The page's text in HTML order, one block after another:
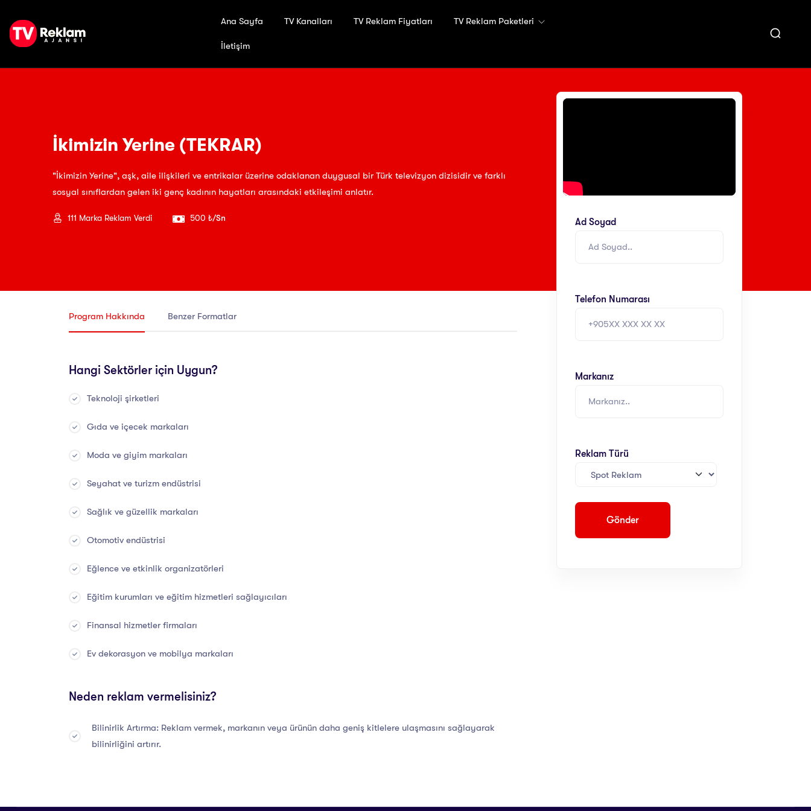
Ana Sayfa TV Kanalları TV Reklam Fiyatları TV Reklam Paketleri
İletişim
İkimizin Yerine (TEKRAR)
"İkimizin Yerine", aşk, aile ilişkileri ve entrikalar üzerine odaklanan duygusal bir Türk televizyon dizisidir ve farklı
sosyal sınıflardan gelen iki genç kadının hayatları arasındaki etkileşimi anlatır.
111 Marka Reklam Verdi 500 ₺/Sn
Program Hakkında Benzer Formatlar
Hangi Sektörler için Uygun?
Teknoloji şirketleri
Gıda ve içecek markaları
Moda ve giyim markaları
Seyahat ve turizm endüstrisi
Sağlık ve güzellik markaları
Otomotiv endüstrisi
Eğlence ve etkinlik organizatörleri
Eğitim kurumları ve eğitim hizmetleri sağlayıcıları
Finansal hizmetler firmaları
Ev dekorasyon ve mobilya markaları
Neden reklam vermelisiniz?
Bilinirlik Artırma: Reklam vermek, markanın veya ürünün daha geniş kitlelere ulaşmasını sağlayarak
bilinirliğini artırır.
Ad Soyad
Telefon Numarası
Markanız
Reklam Türü